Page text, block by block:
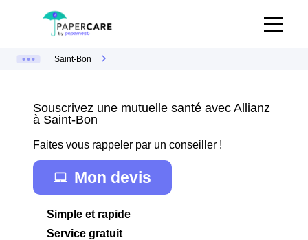
Saint-Bon
Souscrivez une mutuelle santé avec Allianz
à Saint-Bon
Faites vous rappeler par un conseiller !
Mon devis
Simple et rapide
Service gratuit